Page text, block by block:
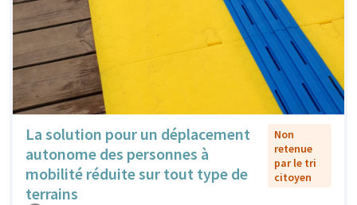
La solution pour un déplacement
autonome des personnes à
mobilité réduite sur tout type de
terrains
Non
retenue
par le tri
citoyen